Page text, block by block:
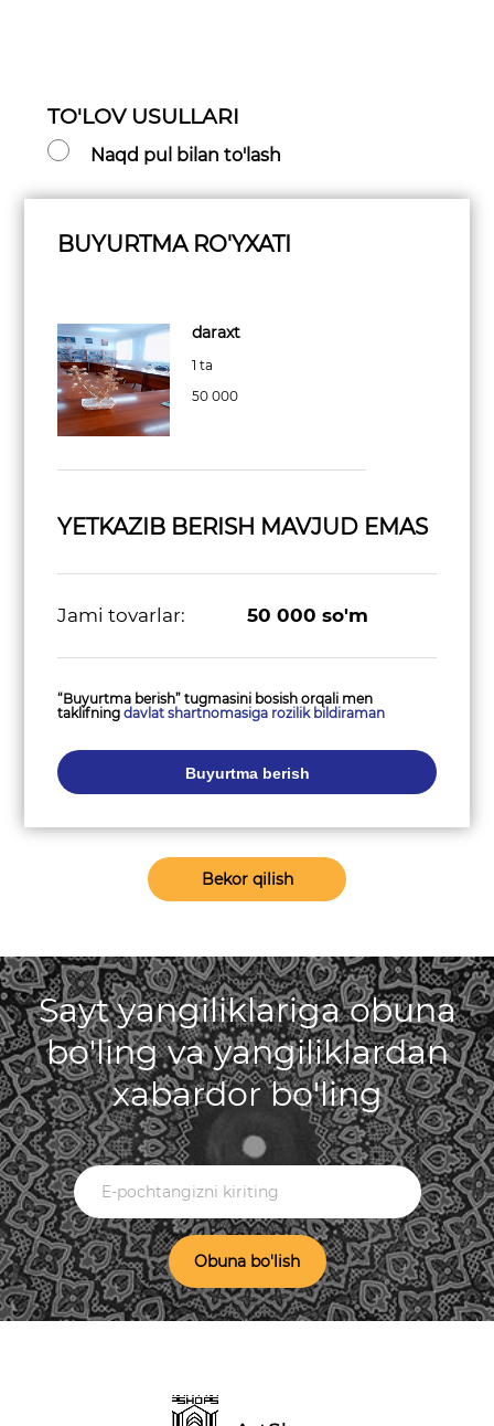
TO'LOV USULLARI
Naqd pul bilan to'lash
BUYURTMA RO'YXATI
daraxt
1 ta
50 000
YETKAZIB BERISH MAVJUD EMAS
Jami tovarlar: 50 000 so'm
“Buyurtma berish” tugmasini bosish orqali men
taklifningdavlat shartnomasiga rozilik bildiraman
Buyurtma berish
Bekor qilish
Sayt yangiliklariga obuna
bo'ling va yangiliklardan
xabardor bo'ling
Obuna bo'lish